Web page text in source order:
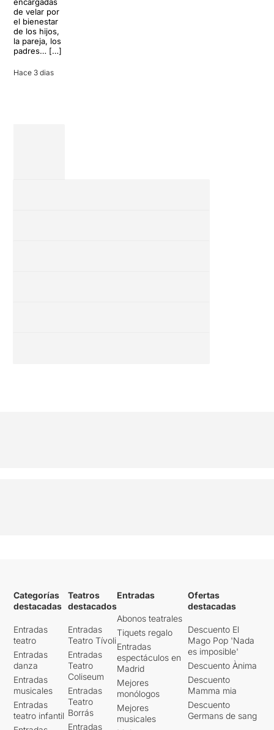
de velar por
el bienestar
de los hijos,
la pareja, los
padres… […]
Hace 3 dias
Categorías
destacadas
Entradas
teatro
Entradas
danza
Entradas
musicales
Entradas
teatro infantil
Teatros
destacados
Entradas
Teatro Tívoli
Entradas
Teatro
Coliseum
Entradas
Teatro
Borrás
Entradas
Entradas
Abonos teatrales
Tiquets regalo
Entradas
espectáculos en
Madrid
Mejores
monólogos
Mejores
musicales
Ofertas
destacadas
Descuento El
Mago Pop 'Nada
es imposible'
Descuento Ànima
Descuento
Mamma mia
Descuento
Germans de sang